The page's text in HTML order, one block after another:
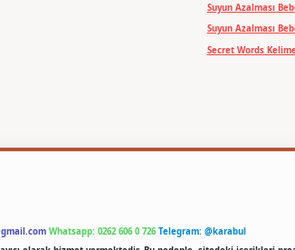
Suyun Azalması
Suyun Azalması
Secret Words
Whatsapp: 0262 606 0 726 Telegram: @karabul